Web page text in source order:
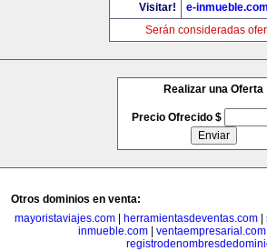
Visitar!
e-
Serán consideradas
Realizar una Oferta
Precio Ofrecido $
Otros dominios en venta:
mayoristaviajes.com| herramientasdeventas.com|
inmueble.com| ventaempresarial.com